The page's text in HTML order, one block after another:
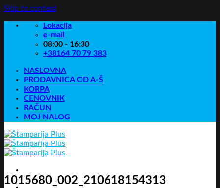
Skip to content
Lokacija
e-mail
08:00 - 16:30
+38164 70 79 383
NASLOVNA
PRODAVNICA OD A-Š
KORPA
CENOVNIK
RAČUN
MOJ NALOG
1015680_002_210618154313